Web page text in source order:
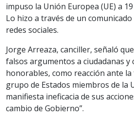
impuso la Unión Europea (UE) a
Lo hizo a través de un
redes sociales.
Jorge Arreaza, canciller, señaló
falsos argumentos a ciudadanas y
honorables, como reacción ante
grupo de Estados miembros de la
manifiesta ineficacia de sus
cambio de Gobierno”.